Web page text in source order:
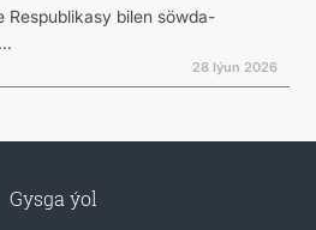
Respublikasy bilen söwda-
28 Iýun 2026
Gysga ýol